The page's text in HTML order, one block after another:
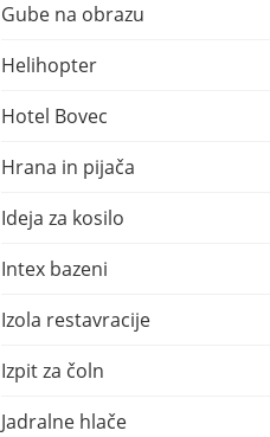
Gube na obrazu
Helihopter
Hotel Bovec
Hrana in pijača
Ideja za kosilo
Intex bazeni
Izola restavracije
Izpit za čoln
Jadralne hlače